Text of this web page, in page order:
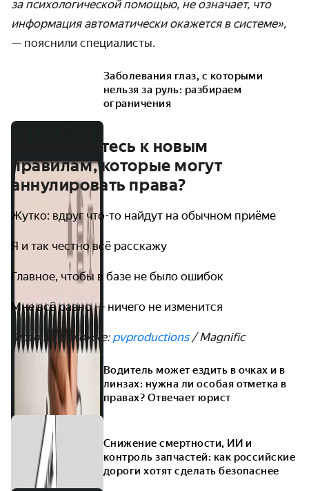
за психологической помощью, не означает, что
информация автоматически окажется в системе»,
— пояснили специалисты.
Заболевания глаз, с которыми
нельзя за руль: разбираем
ограничения
Как относитесь к новым
правилам, которые могут
аннулировать права?
Жутко: вдруг что-то найдут на обычном приёме
Я и так честно всё расскажу
Главное, чтобы в базе не было ошибок
Мне всё равно — ничего не изменится
Фото на обложке: pvproductions/ Magnific
Водитель может ездить в очках и в
линзах: нужна ли особая отметка в
правах? Отвечает юрист
Снижение смертности, ИИ и
контроль запчастей: как российские
дороги хотят сделать безопаснее